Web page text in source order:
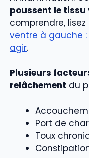
poussent le tissu
comprendre,
ventre à gauche
agir.
Plusieurs
relâchement du
Port de
Toux